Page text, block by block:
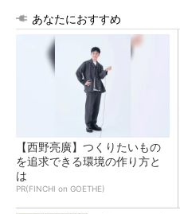
あなたにおすすめ
【西野亮廣】つくりたいもの
を追求できる環境の作り方と
は
PR(FINCHI on GOETHE)